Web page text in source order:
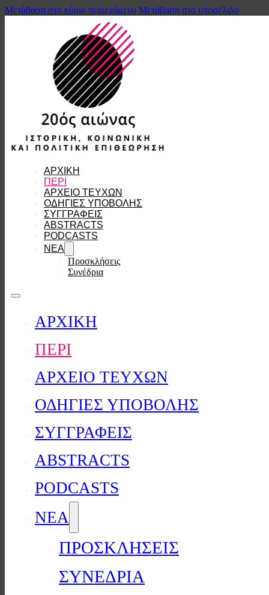
Μετάβαση στο κύριο περιεχόμενο Μετάβαση στο υποσέλιδο
ΑΡΧΙΚΗ
ΠΕΡΙ
ΑΡΧΕΙΟ ΤΕΥΧΩΝ
ΟΔΗΓΙΕΣ ΥΠΟΒΟΛΗΣ
ΣΥΓΓΡΑΦΕΙΣ
ABSTRACTS
PODCASTS
ΝΕΑ
Προσκλήσεις
Συνέδρια
ΑΡΧΙΚΗ
ΠΕΡΙ
ΑΡΧΕΙΟ ΤΕΥΧΩΝ
ΟΔΗΓΙΕΣ ΥΠΟΒΟΛΗΣ
ΣΥΓΓΡΑΦΕΙΣ
ABSTRACTS
PODCASTS
ΝΕΑ
ΠΡΟΣΚΛΗΣΕΙΣ
ΣΥΝΕΔΡΙΑ